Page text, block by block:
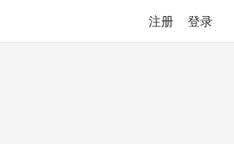
注册 登录